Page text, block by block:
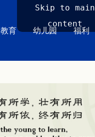
Skip to main
content
教育 幼儿园 福利